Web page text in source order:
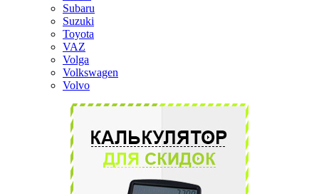
Subaru
Suzuki
Toyota
VAZ
Volga
Volkswagen
Volvo